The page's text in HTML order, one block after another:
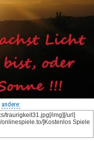
andere: